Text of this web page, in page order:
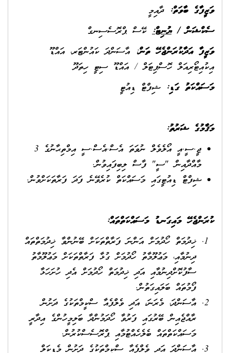
ވަޒީފާގެ ބާވަތް:ދާއިމީ
ސެކްޝަން /ޔުނިޓް: ކޭސް ޕްރޮސެސިނގް
ވަޒީފާ އަދާކުރަންޖެހޭ ތަން: އާސަންދަ ކައުންޓަރ، އައްޑޫ
އިކުއިޓޯރިއަލް ހޮސްޕިޓަލް / އައްޑޫ ސިޓީ ހިތަދޫ
މަސައްކަތު ގަޑި: ޝިފްޓް ޑިއުޓީ
މަޤާމުގެ ޝަރުތު:
ޖީ.ސީ.އީ އޯލެވެލް ނުވަތަ އެސް.އެސް.ސީ އިމްތިޙާނުގެ 3
މާއްދާއިން "ސީ" ފާސް ލިބިފައިވުން.
ޝިފްޓް ޑިއުޓީގައި މަސައްކަތް ކުރެވޭނެ ފަދަ ފަރާތަކަށްވުން.
ކުރަންޖެހޭ މައިގަނޑު މަސައްކަތްތައް:
ޚިދުމަތް ހޯދުމަށް އަންނަ ފަރާތްތަކަށް ބޭނުންވާ ޚިދުމަތްތައް
ދިނުމާއި، މަޢުލޫމާތު ހޯދުމަށް ގުޅާ ފަރާތްތަކަށް މަޢުލޫމާތު
ސާފުކޮށްދިނުމާއި އަދި ޚިދުމަތް ހޯދުމަށް އެދި ހުށަހަޅާ
ފޯމުތައް ބަލައިގަތުން.
އާސަންދަ، މެރަނަ، އަދި ވެލްފެއާ ސްކީމްތަކުގެ ދަށުން
ރާއްޖެއިން ބޭރުގައި ފަރުވާ ހޯދަމުންދާ ބަލިމީހުންގެ އިދާރީ
މަސައްކަތްތައް ބެލެހެއްޓުމާއި ޕްރޮސެސްކުރުން.
އާސަންދަ އަދި ވެލްފެއާ ސްކީމްތަކުގެ ދަށުން މެޑިކަލް